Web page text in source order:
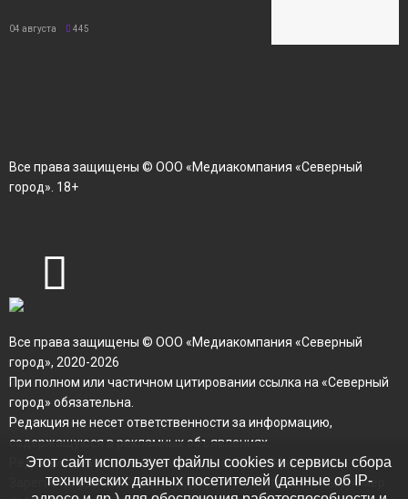
04 августа 445
Все права защищены © ООО «Медиакомпания «Северный
город». 18+
Все права защищены © ООО «Медиакомпания «Северный
город», 2020-2026
При полном или частичном цитировании ссылка на «Северный
город» обязательна.
Редакция не несет ответственности за информацию,
содержащуюся в рекламных объявлениях.
Редакция не предоставляет справочную информацию.
Зарегистрировано Роскомнадзором. Регистрационный номер
Этот сайт использует файлы cookies и сервисы сбора
технических данных посетителей (данные об IP-